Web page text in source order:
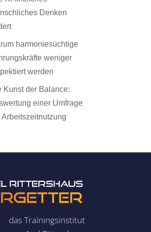
Denken
harmoniesüchtige
weniger
werden
Kunst der Balance:
einer Umfrage
Arbeitszeitnutzung
das Trainingsinstitut